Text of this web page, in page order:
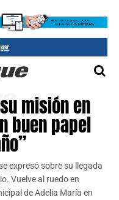
misión en
buen papel
expresó sobre su llegada
Vuelve al ruedo en
de Adelia María en